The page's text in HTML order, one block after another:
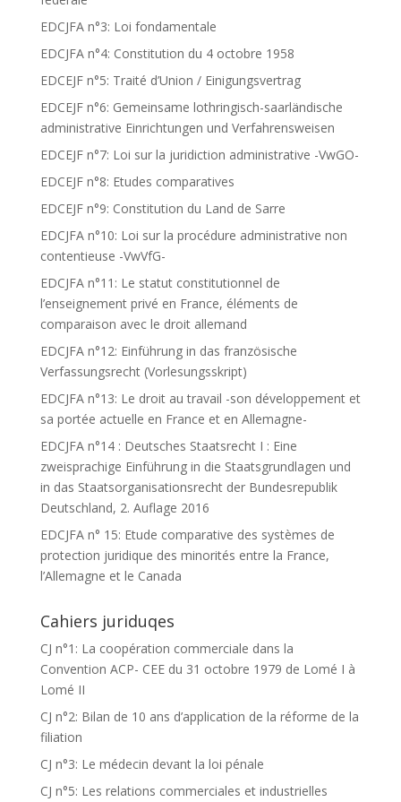
EDCJFA n°3: Loi fondamentale
EDCJFA n°4: Constitution du 4 octobre 1958
EDCEJF n°5: Traité d’Union / Einigungsvertrag
EDCEJF n°6: Gemeinsame lothringisch-saarländische
administrative Einrichtungen und Verfahrensweisen
EDCEJF n°7: Loi sur la juridiction administrative -VwGO-
EDCEJF n°8: Etudes comparatives
EDCEJF n°9: Constitution du Land de Sarre
EDCJFA n°10: Loi sur la procédure administrative non
contentieuse -VwVfG-
EDCJFA n°11: Le statut constitutionnel de
l’enseignement privé en France, éléments de
comparaison avec le droit allemand
EDCJFA n°12: Einführung in das französische
Verfassungsrecht (Vorlesungsskript)
EDCJFA n°13: Le droit au travail -son développement et
sa portée actuelle en France et en Allemagne-
EDCJFA n°14 : Deutsches Staatsrecht I : Eine
zweisprachige Einführung in die Staatsgrundlagen und
in das Staatsorganisationsrecht der Bundesrepublik
Deutschland, 2. Auflage 2016
EDCJFA n° 15: Etude comparative des systèmes de
protection juridique des minorités entre la France,
l’Allemagne et le Canada
Cahiers juriduqes
CJ n°1: La coopération commerciale dans la
Convention ACP- CEE du 31 octobre 1979 de Lomé I à
Lomé II
CJ n°2: Bilan de 10 ans d’application de la réforme de la
filiation
CJ n°3: Le médecin devant la loi pénale
CJ n°5: Les relations commerciales et industrielles